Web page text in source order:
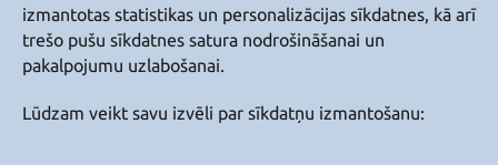
izmantotas statistikas un personalizācijas sīkdatnes, kā arī
trešo pušu sīkdatnes satura nodrošināšanai un
pakalpojumu uzlabošanai.
Lūdzam veikt savu izvēli par sīkdatņu izmantošanu: